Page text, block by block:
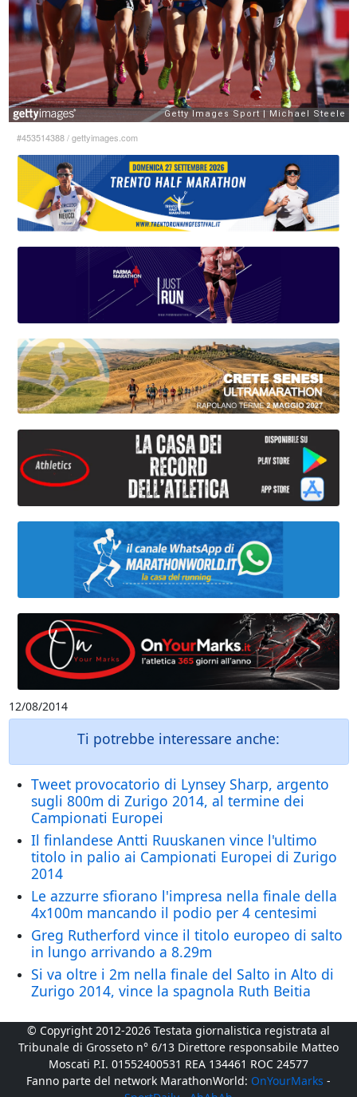
#453514388/gettyimages.com
12/08/2014
Ti potrebbe interessare anche:
Tweet provocatorio di Lynsey Sharp, argento
sugli 800m di Zurigo 2014, al termine dei
Campionati Europei
Il finlandese Antti Ruuskanen vince l'ultimo
titolo in palio ai Campionati Europei di Zurigo
2014
Le azzurre sfiorano l'impresa nella finale della
4x100m mancando il podio per 4 centesimi
Greg Rutherford vince il titolo europeo di salto
in lungo arrivando a 8.29m
Si va oltre i 2m nella finale del Salto in Alto di
Zurigo 2014, vince la spagnola Ruth Beitia
© Copyright 2012-2026 Testata giornalistica registrata al
Tribunale di Grosseto n° 6/13 Direttore responsabile Matteo
Moscati P.I. 01552400531 REA 134461 ROC 24577
Fanno parte del network MarathonWorld: OnYourMarks -